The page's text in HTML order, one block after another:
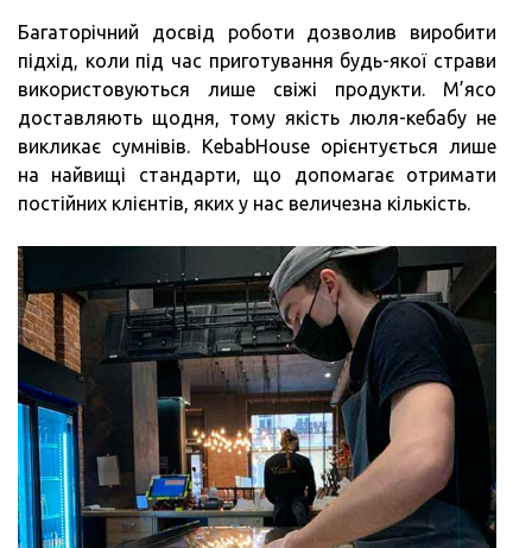
Багаторічний досвід роботи дозволив виробити
підхід, коли під час приготування будь-якої страви
використовуються лише свіжі продукти. М’ясо
доставляють щодня, тому якість люля-кебабу не
викликає сумнівів. KebabHouse орієнтується лише
на найвищі стандарти, що допомагає отримати
постійних клієнтів, яких у нас величезна кількість.